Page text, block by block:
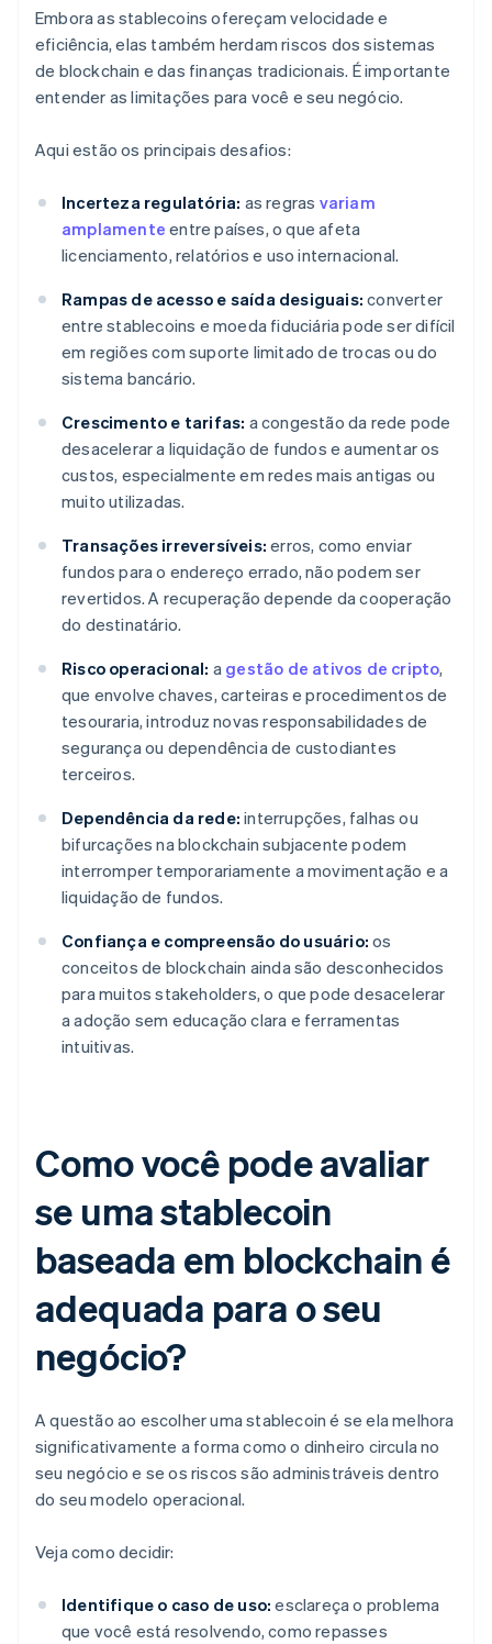
Embora as stablecoins ofereçam velocidade e
eficiência, elas também herdam riscos dos sistemas
de blockchain e das finanças tradicionais. É importante
entender as limitações para você e seu negócio.
Aqui estão os principais desafios:
Incerteza regulatória: as regras variam
amplamente entre países, o que afeta
licenciamento, relatórios e uso internacional.
Rampas de acesso e saída desiguais: converter
entre stablecoins e moeda fiduciária pode ser difícil
em regiões com suporte limitado de trocas ou do
sistema bancário.
Crescimento e tarifas: a congestão da rede pode
desacelerar a liquidação de fundos e aumentar os
custos, especialmente em redes mais antigas ou
muito utilizadas.
Transações irreversíveis: erros, como enviar
fundos para o endereço errado, não podem ser
revertidos. A recuperação depende da cooperação
do destinatário.
Risco operacional: a gestão de ativos de cripto,
que envolve chaves, carteiras e procedimentos de
tesouraria, introduz novas responsabilidades de
segurança ou dependência de custodiantes
terceiros.
Dependência da rede: interrupções, falhas ou
bifurcações na blockchain subjacente podem
interromper temporariamente a movimentação e a
liquidação de fundos.
Confiança e compreensão do usuário: os
conceitos de blockchain ainda são desconhecidos
para muitos stakeholders, o que pode desacelerar
a adoção sem educação clara e ferramentas
intuitivas.
Como você pode avaliar
se uma stablecoin
baseada em blockchain é
adequada para o seu
negócio?
A questão ao escolher uma stablecoin é se ela melhora
significativamente a forma como o dinheiro circula no
seu negócio e se os riscos são administráveis dentro
do seu modelo operacional.
Veja como decidir:
Identifique o caso de uso: esclareça o problema
que você está resolvendo, como repasses